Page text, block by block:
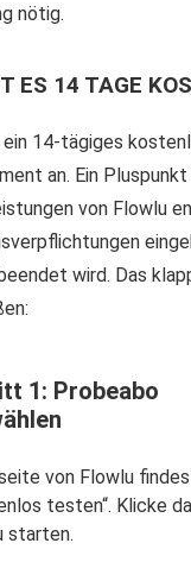
nötig.
ES 14 TAGE
14-tägiges
an. Ein
von Flowlu
wird. Das
1: Probeabo
von Flowlu
testen“. Klicke
starten.